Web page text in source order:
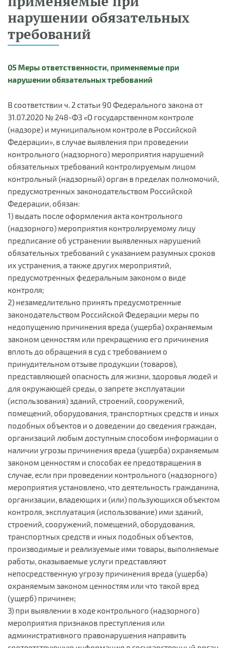
нарушении обязательных
требований
05 Меры ответственности, применяемые при
нарушении обязательных требований
В соответствии ч. 2 статьи 90 Федерального закона от
31.07.2020 № 248-ФЗ «О государственном контроле
(надзоре) и муниципальном контроле в Российской
Федерации», в случае выявления при проведении
контрольного (надзорного) мероприятия нарушений
обязательных требований контролируемым лицом
контрольный (надзорный) орган в пределах полномочий,
предусмотренных законодательством Российской
Федерации, обязан:
1) выдать после оформления акта контрольного
(надзорного) мероприятия контролируемому лицу
предписание об устранении выявленных нарушений
обязательных требований с указанием разумных сроков
их устранения, а также других мероприятий,
предусмотренных федеральным законом о виде
контроля;
2) незамедлительно принять предусмотренные
законодательством Российской Федерации меры по
недопущению причинения вреда (ущерба) охраняемым
законом ценностям или прекращению его причинения
вплоть до обращения в суд с требованием о
принудительном отзыве продукции (товаров),
представляющей опасность для жизни, здоровья людей и
для окружающей среды, о запрете эксплуатации
(использования) зданий, строений, сооружений,
помещений, оборудования, транспортных средств и иных
подобных объектов и о доведении до сведения граждан,
организаций любым доступным способом информации о
наличии угрозы причинения вреда (ущерба) охраняемым
законом ценностям и способах ее предотвращения в
случае, если при проведении контрольного (надзорного)
мероприятия установлено, что деятельность гражданина,
организации, владеющих и (или) пользующихся объектом
контроля, эксплуатация (использование) ими зданий,
строений, сооружений, помещений, оборудования,
транспортных средств и иных подобных объектов,
производимые и реализуемые ими товары, выполняемые
работы, оказываемые услуги представляют
непосредственную угрозу причинения вреда (ущерба)
охраняемым законом ценностям или что такой вред
(ущерб) причинен;
3) при выявлении в ходе контрольного (надзорного)
мероприятия признаков преступления или
административного правонарушения направить